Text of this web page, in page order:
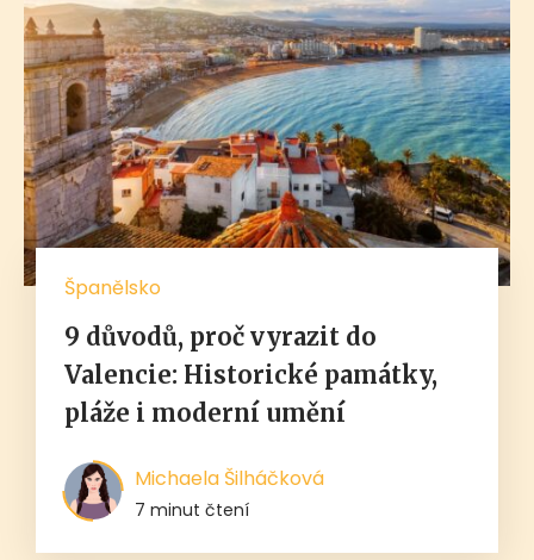
Španělsko
9 důvodů, proč vyrazit do
Valencie: Historické památky,
pláže i moderní umění
Michaela Šilháčková
7 minut čtení